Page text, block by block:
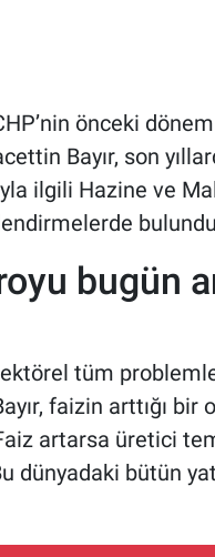
önceki
Bayır, son
ilgili Hazine ve
bugün
tüm
faizin arttığı
artarsa üretici
dünyadaki bütün